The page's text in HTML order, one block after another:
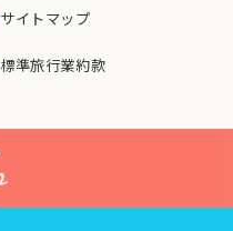
サイトマップ
標準旅行業約款